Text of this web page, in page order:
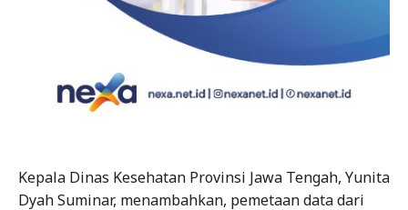
Kepala Dinas Kesehatan Provinsi Jawa Tengah, Yunita
Dyah Suminar, menambahkan, pemetaan data dari